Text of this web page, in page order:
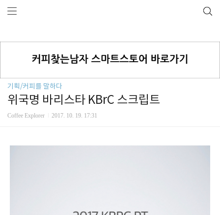
기획/커피를 말하다
위국명 바리스타 KBrC 스크립트
Coffee Explorer 2017. 10. 19. 17:31